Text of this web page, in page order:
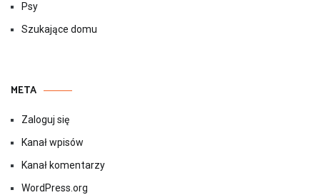
Psy
Szukające domu
META
Zaloguj się
Kanał wpisów
Kanał komentarzy
WordPress.org